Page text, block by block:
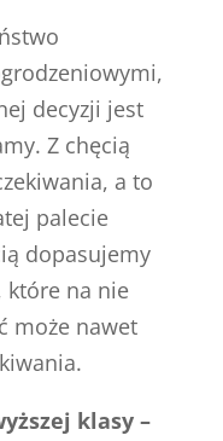
decyzji jest
Z chęcią
a to
palecie
dopasujemy
które na nie
może nawet
klasy –